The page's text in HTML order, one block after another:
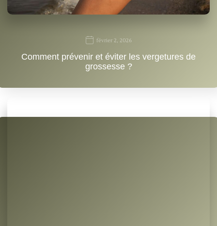
février 2, 2026
Comment prévenir et éviter les vergetures de
grossesse ?